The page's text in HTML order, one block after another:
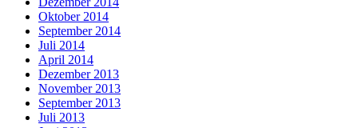
Oktober 2014
September 2014
Juli 2014
April 2014
Dezember 2013
November 2013
September 2013
Juli 2013